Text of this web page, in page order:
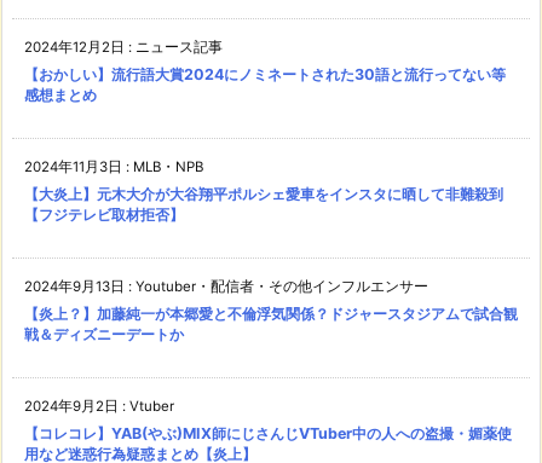
2024年12月2日 : ニュース記事
【おかしい】流行語大賞2024にノミネートされた30語と流行ってない等
感想まとめ
2024年11月3日 : MLB・NPB
【大炎上】元木大介が大谷翔平ポルシェ愛車をインスタに晒して非難殺到
【フジテレビ取材拒否】
2024年9月13日 : Youtuber・配信者・その他インフルエンサー
【炎上？】加藤純一が本郷愛と不倫浮気関係？ドジャースタジアムで試合観
戦＆ディズニーデートか
2024年9月2日 : Vtuber
【コレコレ】YAB(やぶ)MIX師にじさんじVTuber中の人への盗撮・媚薬使
用など迷惑行為疑惑まとめ【炎上】